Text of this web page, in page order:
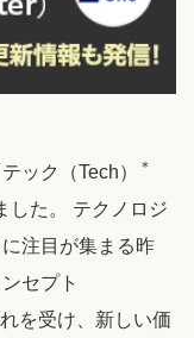
ック（Tech） ＊
した。 テクノロジ
注目が集まる昨
セプト
れを受け、新しい価